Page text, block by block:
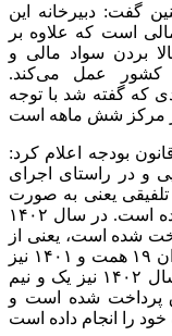
گفت: دبیرخانه این
است که علاوه بر
بردن سواد مالی و
کشور عمل می‌کند.
که گفته شد با توجه
ریزی در خصوص اجرای تبصره ۱۸ قانون بودجه اعلام کرد:
و در راستای اجرای
سال ۱۴۰۰ تسهیلات تلفیقی یعنی به صورت
مشارکت توسط دولت و بانک‌ها پرداخت شده است. در سال ۱۴۰۲
نیز ۶۰ همت پرداخت شده است، یعنی از
منابع در اختیار دولت در سال ۱۴۰۰ این میزان ۱۹ همت و ۱۴۰۱ نیز
۸.۴ نقدی و ۱۷ همت نیز اوراق بوده و در سال ۱۴۰۲ نیز یک و نیم
اوراق پرداخت شده است و